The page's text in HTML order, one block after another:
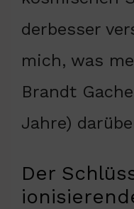
derbesser
mich, was
Brandt
Jahre)
Der